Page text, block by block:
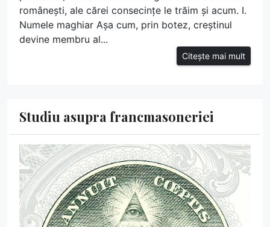
românești, ale cărei consecințe le trăim și acum. I.
Numele maghiar Așa cum, prin botez, creștinul
devine membru al...
Citește mai mult
Studiu asupra francmasoneriei